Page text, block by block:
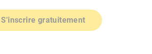
S'inscrire gratuitement